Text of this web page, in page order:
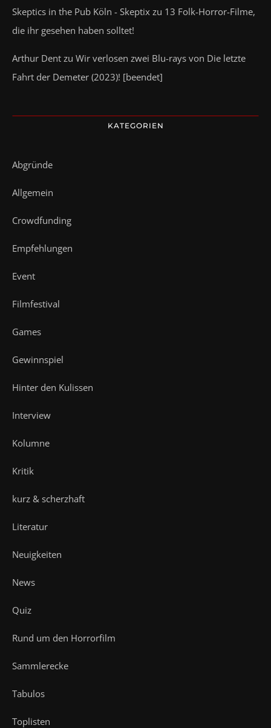
Skeptics in the Pub Köln - Skeptix zu 13 Folk-Horror-Filme,
die ihr gesehen haben solltet!
Arthur Dent zu Wir verlosen zwei Blu-rays von Die letzte
Fahrt der Demeter (2023)! [beendet]
KATEGORIEN
Abgründe
Allgemein
Crowdfunding
Empfehlungen
Event
Filmfestival
Games
Gewinnspiel
Hinter den Kulissen
Interview
Kolumne
Kritik
kurz & scherzhaft
Literatur
Neuigkeiten
News
Quiz
Rund um den Horrorfilm
Sammlerecke
Tabulos
Toplisten